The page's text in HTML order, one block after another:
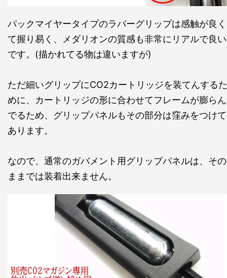
パックマイヤータイプのラバーグリップは感触が良く
て握り易く、メダリオンの質感も非常にリアルで良い
です。(描かれてる物は違いますが)
ただ細いグリップにCO2カートリッジを装てんするた
めに、カートリッジの形に合わせてフレームが膨らん
でるため、グリップパネルもその部分は窪みをつけて
あります。
なので、通常のガバメント用グリップパネルは、その
ままでは装着出来ません。